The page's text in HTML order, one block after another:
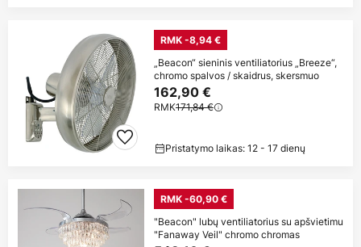
RMK -8,94 €
„Beacon“ sieninis ventiliatorius „Breeze“,
chromo spalvos / skaidrus, skersmuo
162,90 €
RMK171,84 €
Pristatymo laikas: 12 - 17 dienų
RMK -60,90 €
"Beacon" lubų ventiliatorius su apšvietimu
"Fanaway Veil" chromo chromas